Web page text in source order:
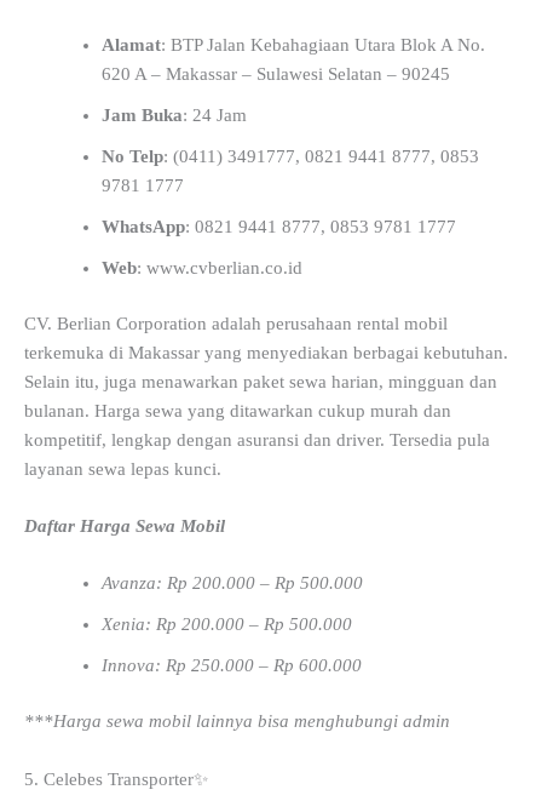
Alamat: BTP Jalan Kebahagiaan Utara Blok A No.
620 A – Makassar – Sulawesi Selatan – 90245
Jam Buka: 24 Jam
No Telp: (0411) 3491777, 0821 9441 8777, 0853
9781 1777
WhatsApp: 0821 9441 8777, 0853 9781 1777
Web: www.cvberlian.co.id
CV. Berlian Corporation adalah perusahaan rental mobil
terkemuka di Makassar yang menyediakan berbagai kebutuhan.
Selain itu, juga menawarkan paket sewa harian, mingguan dan
bulanan. Harga sewa yang ditawarkan cukup murah dan
kompetitif, lengkap dengan asuransi dan driver. Tersedia pula
layanan sewa lepas kunci.
Daftar Harga Sewa Mobil
Avanza: Rp 200.000 – Rp 500.000
Xenia: Rp 200.000 – Rp 500.000
Innova: Rp 250.000 – Rp 600.000
***Harga sewa mobil lainnya bisa menghubungi admin
5. Celebes Transporter✨